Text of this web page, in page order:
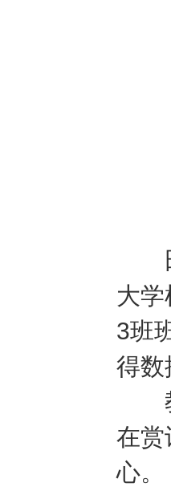
田
大
3班
得数
教
在赏
心。